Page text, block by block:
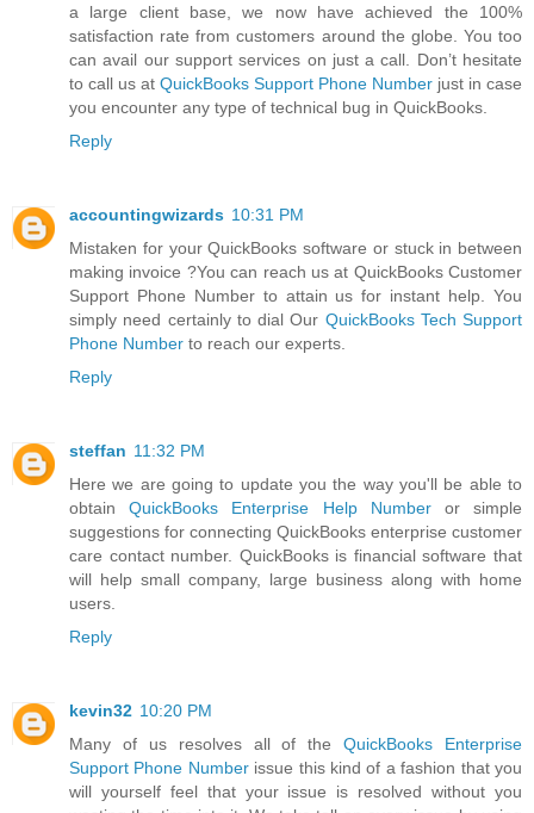
a large client base, we now have achieved the 100%
satisfaction rate from customers around the globe. You too
can avail our support services on just a call. Don’t hesitate
to call us at QuickBooks Support Phone Number just in case
you encounter any type of technical bug in QuickBooks.
Reply
accountingwizards 10:31 PM
Mistaken for your QuickBooks software or stuck in between
making invoice ?You can reach us at QuickBooks Customer
Support Phone Number to attain us for instant help. You
simply need certainly to dial Our QuickBooks Tech Support
Phone Number to reach our experts.
Reply
steffan 11:32 PM
Here we are going to update you the way you'll be able to
obtainQuickBooks Enterprise Help Numberor simple
suggestions for connecting QuickBooks enterprise customer
care contact number. QuickBooks is financial software that
will help small company, large business along with home
users.
Reply
kevin32 10:20 PM
Many of us resolves all of theQuickBooks Enterprise
Support Phone Numberissue this kind of a fashion that you
will yourself feel that your issue is resolved without you